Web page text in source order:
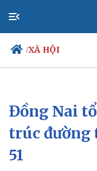
/XÃ HỘI
Chính trị
Đảng
Tổ chức nhân sự
Quốc hội
Đồng Nai
trúc đường
51